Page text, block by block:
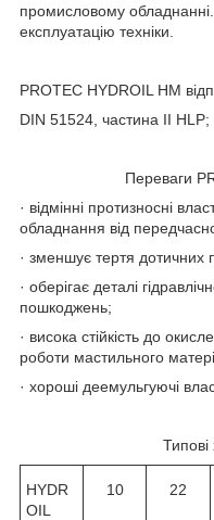
промисловому обладнанні.
експлуатацію техніки.
PROTEC HYDROIL HM
DIN 51524, частина II
Переваги
· відмінні протизносні
обладнання від
· зменшує тертя дотичних
· оберігає деталі
пошкоджень;
· висока стійкість до
роботи мастильного
· хороші деемульгуючі
Типові
HYDR
OIL
10 22